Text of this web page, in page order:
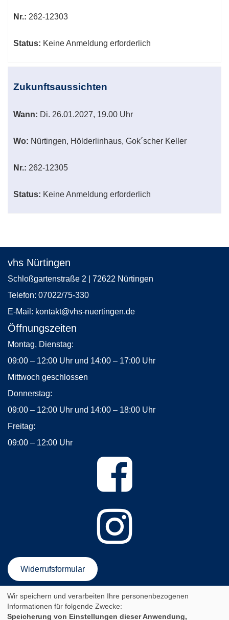
Nr.: 262-12303
Status: Keine Anmeldung erforderlich
Zukunftsaussichten
Wann: Di. 26.01.2027, 19.00 Uhr
Wo: Nürtingen, Hölderlinhaus, Gok´scher Keller
Nr.: 262-12305
Status: Keine Anmeldung erforderlich
vhs Nürtingen
Schloßgartenstraße 2 | 72622 Nürtingen
Telefon: 07022/75-330
E-Mail: kontakt@vhs-nuertingen.de
Öffnungszeiten
Montag, Dienstag:
09:00 – 12:00 Uhr und 14:00 – 17:00 Uhr
Mittwoch geschlossen
Donnerstag:
09:00 – 12:00 Uhr und 14:00 – 18:00 Uhr
Freitag:
09:00 – 12:00 Uhr
Widerrufsformular
AGB Impressum
Datenschutzerklärung
Newsletter-Anmeldung
Sitemap
Wir speichern und verarbeiten Ihre personenbezogenen
Informationen für folgende Zwecke:
Speicherung von Einstellungen dieser Anwendung,